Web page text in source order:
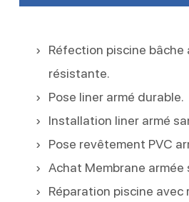
Réfection piscine bâche
résistante.
Pose liner armé durable.
Installation liner armé
Pose revêtement PVC
Achat Membrane armée
Réparation piscine